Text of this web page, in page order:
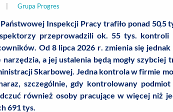
Grupa Progres
Inspekcji Pracy trafiło ponad 50,5
przeprowadzili ok. 55 tys.
Od 8 lipca 2026 r. zmienia się
a jej ustalenia będą mogły szybciej
Skarbowej. Jedna kontrola w firmie
szczególnie, gdy kontrolowany
również osoby pracujące w więcej niż
691 tys.